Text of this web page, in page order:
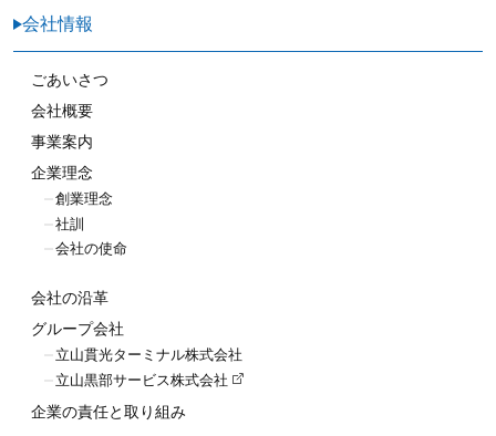
会社情報
ごあいさつ
会社概要
事業案内
企業理念
創業理念
社訓
会社の使命
会社の沿革
グループ会社
立山貫光ターミナル株式会社
立山黒部サービス株式会社
企業の責任と取り組み